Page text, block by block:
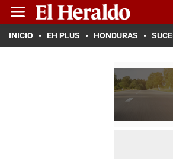
INICIO EH PLUS HONDURAS